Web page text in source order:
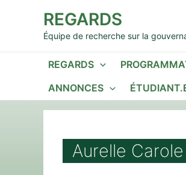
REGARDS
Équipe de recherche sur la
REGARDS
ANNONCES
Aurelle